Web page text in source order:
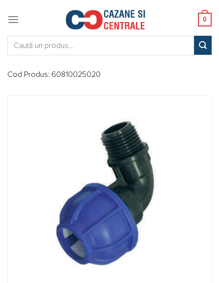
0
Cod Produs: 60810025020